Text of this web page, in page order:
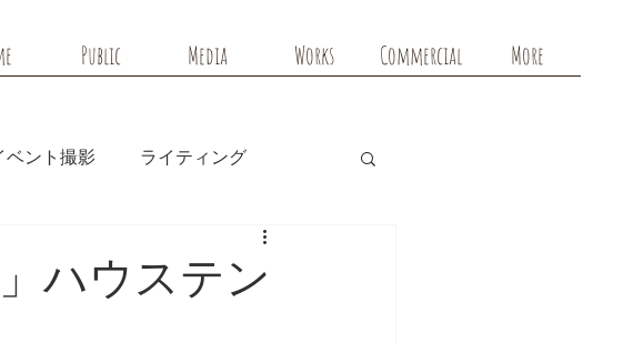
Public Media Works Commercial More
ベント撮影 ライティング
ハウステン